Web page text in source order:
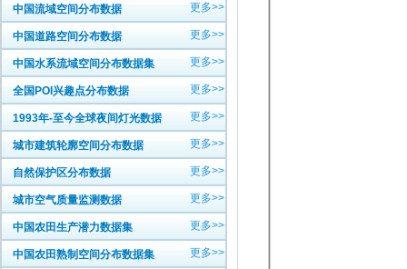
中国流域空间分布数据 更多>>
中国道路空间分布数据 更多>>
中国水系流域空间分布数据集 更多>>
全国POI兴趣点分布数据 更多>>
1993年-至今全球夜间灯光数据 更多>>
城市建筑轮廓空间分布数据 更多>>
自然保护区分布数据 更多>>
城市空气质量监测数据 更多>>
中国农田生产潜力数据集 更多>>
中国农田熟制空间分布数据集 更多>>